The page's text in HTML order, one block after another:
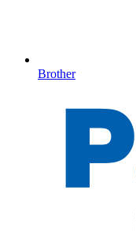
Brother